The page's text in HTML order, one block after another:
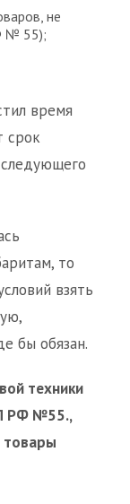
не
№ 55);
время
срок
следующего
то
взять
бы обязан.
техники
РФ №55.,
товары